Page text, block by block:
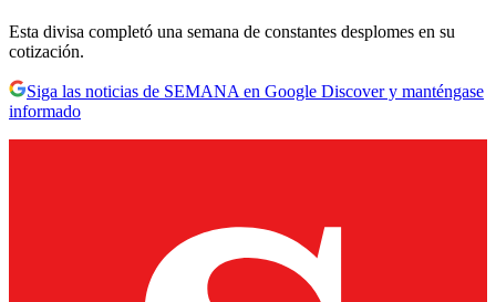
Esta divisa completó una semana de constantes desplomes en su
cotización.
Siga las noticias de SEMANA en Google Discover y manténgase
informado